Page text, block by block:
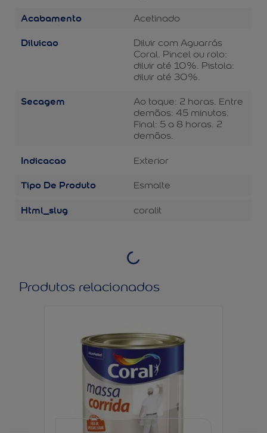
Acabamento Acetinado
Diluicao
Diluir com Aguarrás
Coral. Pincel ou rolo:
diluir até 10%. Pistola:
diluir até 30%.
Secagem
Ao toque: 2 horas. Entre
demãos: 45 minutos.
Final: 5 a 8 horas. 2
demãos.
Indicacao Exterior
Tipo De Produto Esmalte
Html_slug coralit
Produtos relacionados